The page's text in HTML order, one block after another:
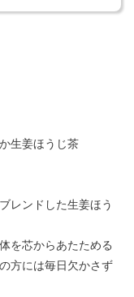
生姜ほうじ茶
レンドした生姜ほう
を芯からあたためる
方には毎日欠かさず